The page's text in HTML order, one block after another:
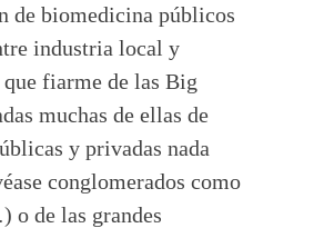
de biomedicina públicos
industria local y
fiarme de las Big
muchas de ellas de
y privadas nada
conglomerados como
o de las grandes